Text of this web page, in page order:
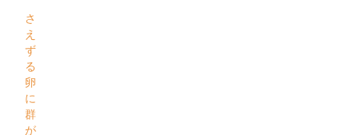
さ
え
ず
る
卵
に
群
が